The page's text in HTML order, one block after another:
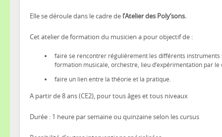
Elle se déroule dans le cadre de l’Atelier des Poly’sons.
Cet atelier de formation du musicien a pour objectif de :
faire se rencontrer régulièrement les différents
formation musicale, orchestre, lieu d’expérimentation par le
faire un lien entre la théorie et la pratique.
A partir de 8 ans (CE2), pour tous âges et tous niveaux
Durée : 1 heure par semaine ou quinzaine selon les cursus